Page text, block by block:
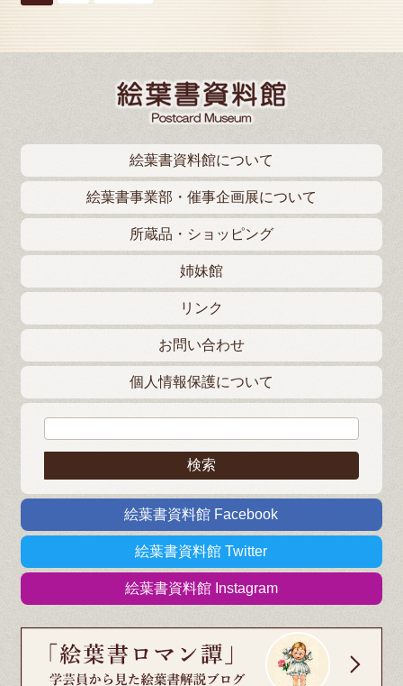
絵葉書資料館について
絵葉書事業部・催事企画展について
所蔵品・ショッピング
姉妹館
リンク
お問い合わせ
個人情報保護について
絵葉書資料館 Facebook
絵葉書資料館 Twitter
絵葉書資料館 Instagram